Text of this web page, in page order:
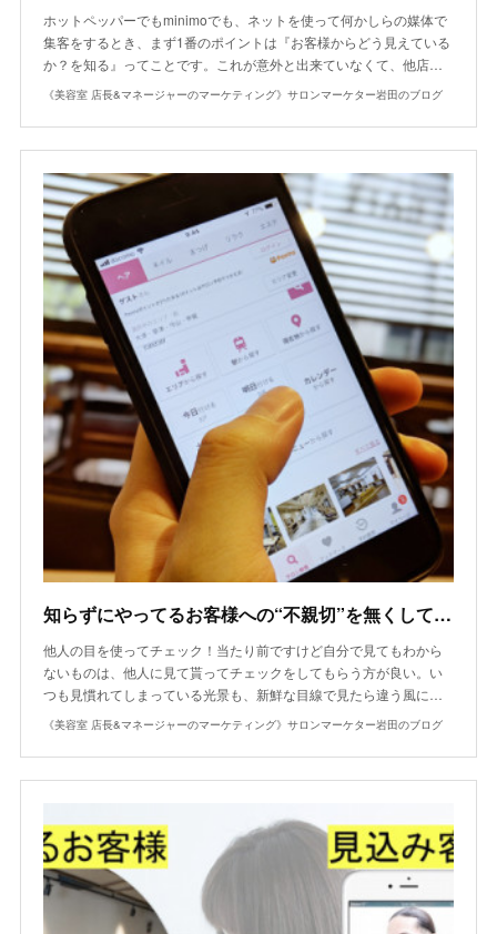
ホットペッパーでもminimoでも、ネットを使って何かしらの媒体で
集客をするとき、まず1番のポイントは『お客様からどう見えている
か？を知る』ってことです。これが意外と出来ていなくて、他店…
《美容室 店長&マネージャーのマーケティング》サロンマーケター岩田のブログ
知らずにやってるお客様への“不親切”を無くしてネット予約を最大化させよう
他人の目を使ってチェック！当たり前ですけど自分で見てもわから
ないものは、他人に見て貰ってチェックをしてもらう方が良い。い
つも見慣れてしまっている光景も、新鮮な目線で見たら違う風に…
《美容室 店長&マネージャーのマーケティング》サロンマーケター岩田のブログ